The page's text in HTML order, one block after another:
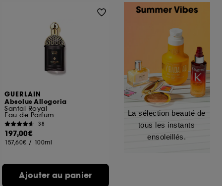
GUERLAIN
Absolus Allegoria
Santal Royal
Eau de Parfum
38
197,00€
157,60€ / 100ml
Ajouter au panier
La sélection beauté de
tous les instants
ensoleillés.